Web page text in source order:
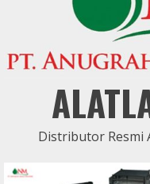
Distributor Resmi